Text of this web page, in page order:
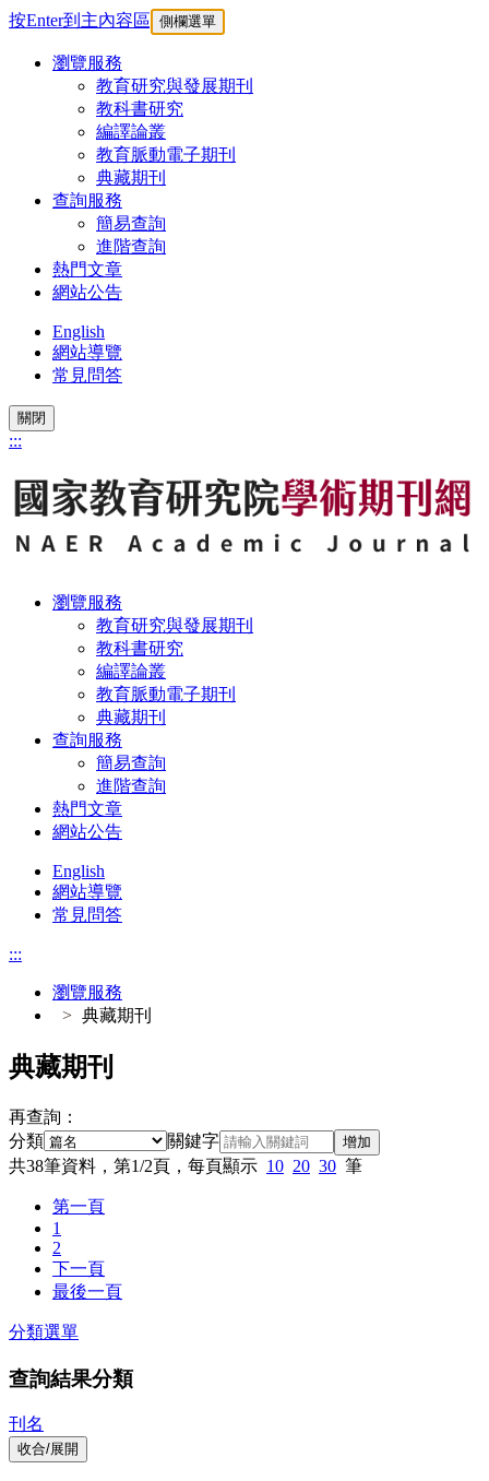
按Enter到主內容區 側欄選單
瀏覽服務
教育研究與發展期刊
教科書研究
編譯論叢
教育脈動電子期刊
典藏期刊
查詢服務
簡易查詢
進階查詢
熱門文章
網站公告
English
網站導覽
常見問答
關閉
:::
瀏覽服務
教育研究與發展期刊
教科書研究
編譯論叢
教育脈動電子期刊
典藏期刊
查詢服務
簡易查詢
進階查詢
熱門文章
網站公告
English
網站導覽
常見問答
:::
瀏覽服務
典藏期刊
典藏期刊
再查詢：
分類
關鍵字 增加
共38筆資料，第1/2頁，每頁顯示 10 20 30 筆
第一頁
1
2
下一頁
最後一頁
分類選單
查詢結果分類
刊名
收合/展開